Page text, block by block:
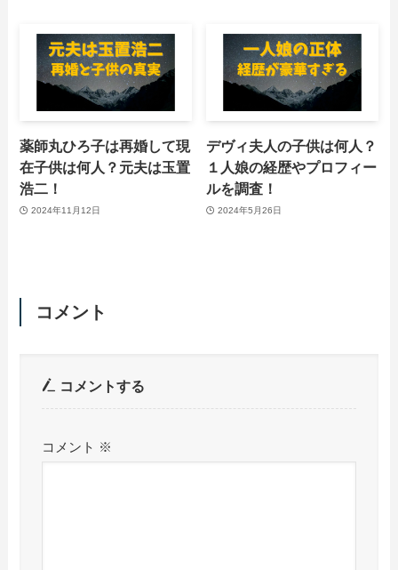
薬師丸ひろ子は再婚して現
在子供は何人？元夫は玉置
浩二！
2024年11月12日
デヴィ夫人の子供は何人？
１人娘の経歴やプロフィー
ルを調査！
2024年5月26日
コメント
コメントする
コメント ※